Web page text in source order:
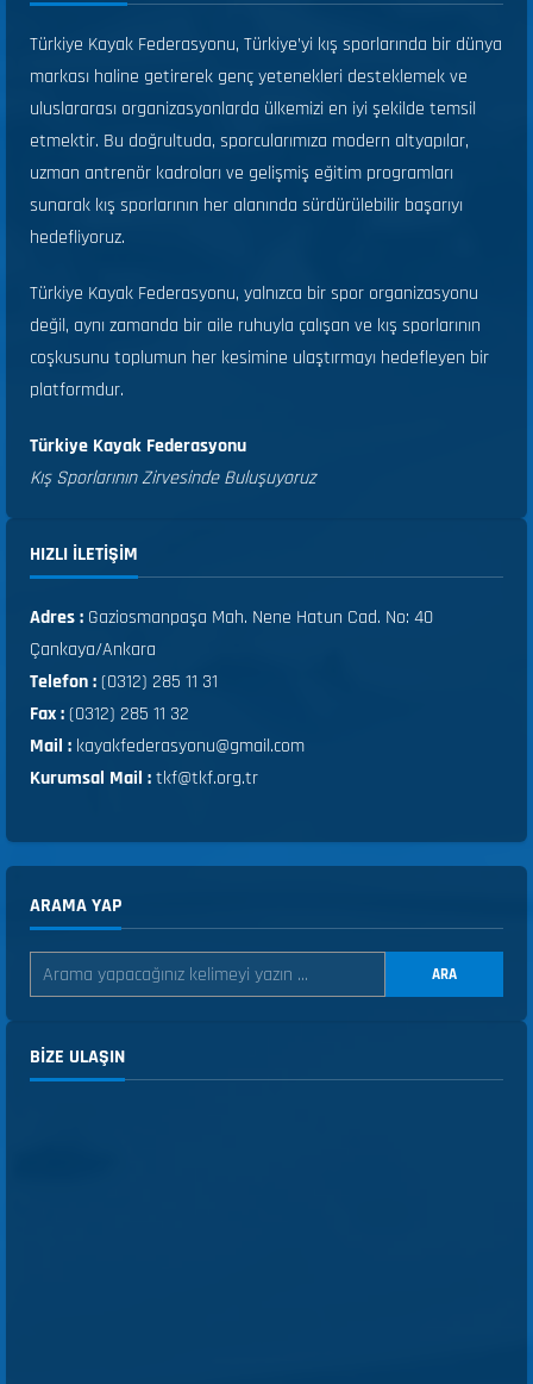
Türkiye Kayak Federasyonu, Türkiye’yi kış sporlarında bir dünya
markası haline getirerek genç yetenekleri desteklemek ve
uluslararası organizasyonlarda ülkemizi en iyi şekilde temsil
etmektir. Bu doğrultuda, sporcularımıza modern altyapılar,
uzman antrenör kadroları ve gelişmiş eğitim programları
sunarak kış sporlarının her alanında sürdürülebilir başarıyı
hedefliyoruz.
Türkiye Kayak Federasyonu, yalnızca bir spor organizasyonu
değil, aynı zamanda bir aile ruhuyla çalışan ve kış sporlarının
coşkusunu toplumun her kesimine ulaştırmayı hedefleyen bir
platformdur.
Türkiye Kayak Federasyonu
Kış Sporlarının Zirvesinde Buluşuyoruz
HIZLI ILETIŞIM
Adres : Gaziosmanpaşa Mah. Nene Hatun Cad. No: 40
Çankaya/Ankara
Telefon :(0312) 285 11 31
Fax :(0312) 285 11 32
Mail : kayakfederasyonu@gmail.com
Kurumsal Mail :tkf@tkf.org.tr
ARAMA YAP
ARA
BIZE ULAŞIN